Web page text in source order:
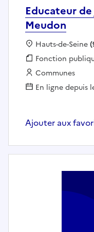
Educateur
Meudon
Localisation :
Hauts-de-Seine
Fonction
Fonction
Employeur :
Communes
En ligne depuis
Ajouter aux